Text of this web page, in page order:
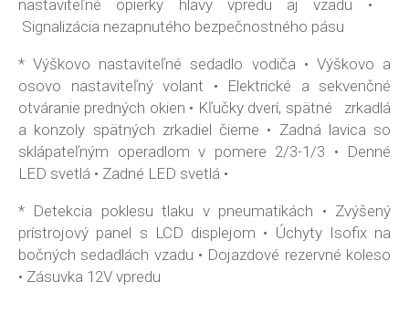
nastaviteľné opierky hlavy vpredu aj vzadu •
Signalizácia nezapnutého bezpečnostného pásu
* Výškovo nastaviteľné sedadlo vodiča • Výškovo a
osovo nastaviteľný volant • Elektrické a sekvenčné
otváranie predných okien • Kľučky dverí, spätné zrkadlá
a konzoly spätných zrkadiel čierne • Zadná lavica so
sklápateľným operadlom v pomere 2/3-1/3 • Denné
LED svetlá • Zadné LED svetlá •
* Detekcia poklesu tlaku v pneumatikách • Zvýšený
prístrojový panel s LCD displejom • Úchyty Isofix na
bočných sedadlách vzadu • Dojazdové rezervné koleso
• Zásuvka 12V vpredu